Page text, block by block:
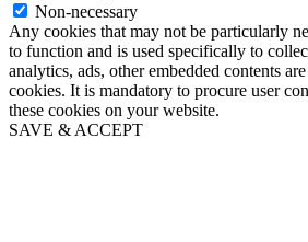
Non-necessary
Any cookies that may not be particularly
to function and is used specifically to
analytics, ads, other embedded contents
cookies. It is mandatory to procure user
these cookies on your website.
SAVE & ACCEPT